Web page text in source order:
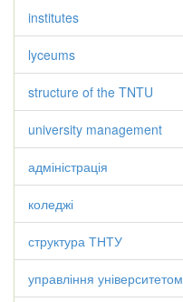
institutes
lyceums
structure of the TNTU
university management
адміністрація
коледжі
структура ТНТУ
управління університетом